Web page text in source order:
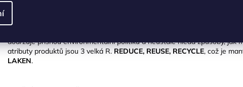
Ekologie je pro
Společnost se zavázala k
opakovaně použitelné lahve a termosky, které pomáhají snižovat
dodržuje přísnou environmentální politiku a neustále hledá způsoby, jak
atributy produktů jsou 3 velká R. REDUCE, REUSE, RECYCLE, což je
LAKEN.